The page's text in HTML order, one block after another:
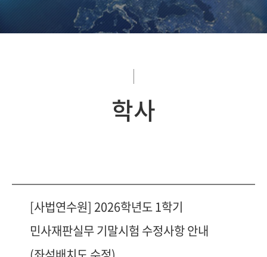
학사
[사법연수원] 2026학년도 1학기
민사재판실무 기말시험 수정사항 안내